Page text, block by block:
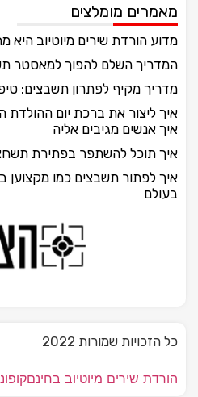
מאמרים מומלצים
מדוע הורדת שירים מיוטיוב היא
המדריך השלם להפוך למאסטר
מדריך מקיף לפתרון תשבצים:
איך ליצור את ברכת יום ההולדת
איך אנשים מגיבים אליה
איך תוכל להשתפר בפתירת
איך לפתור תשבצים כמו מקצוען
בעולם
כל הזכויות שמורות 2022
הורדת שירים מיוטיוב בחינם